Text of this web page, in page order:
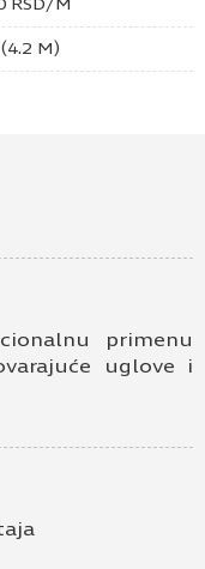
RSD/M
M)
primenu
uglove i